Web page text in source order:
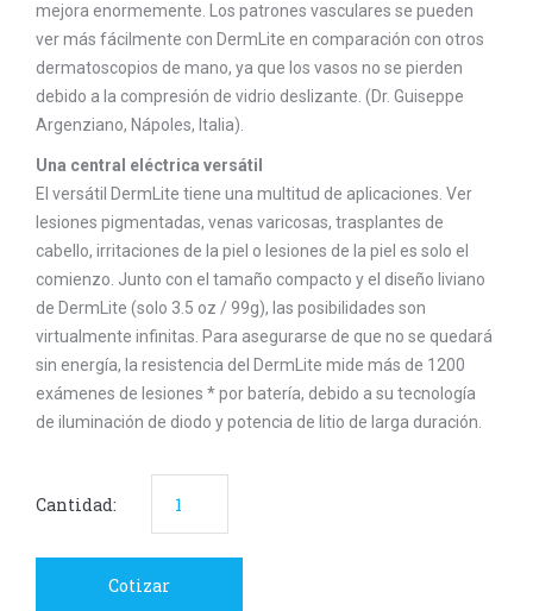
mejora enormemente. Los patrones vasculares se pueden
ver más fácilmente con DermLite en comparación con otros
dermatoscopios de mano, ya que los vasos no se pierden
debido a la compresión de vidrio deslizante. (Dr. Guiseppe
Argenziano, Nápoles, Italia).
Una central eléctrica versátil
El versátil DermLite tiene una multitud de aplicaciones. Ver
lesiones pigmentadas, venas varicosas, trasplantes de
cabello, irritaciones de la piel o lesiones de la piel es solo el
comienzo. Junto con el tamaño compacto y el diseño liviano
de DermLite (solo 3.5 oz / 99g), las posibilidades son
virtualmente infinitas. Para asegurarse de que no se quedará
sin energía, la resistencia del DermLite mide más de 1200
exámenes de lesiones * por batería, debido a su tecnología
de iluminación de diodo y potencia de litio de larga duración.
Cantidad:
Cotizar